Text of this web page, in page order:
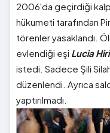
2006'da geçirdiği
hükumeti tarafından
törenler yasaklandı.
evlendiği eşi Lucia
istedi. Sadece Şili
düzenlendi. Ayrıca
yaptırılmadı.